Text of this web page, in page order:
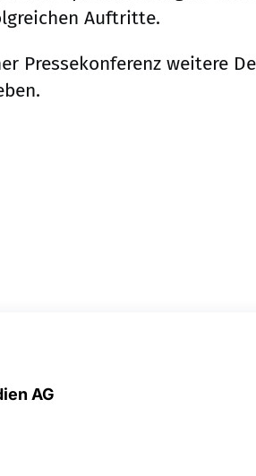
Auftritte.
Pressekonferenz weitere
AG